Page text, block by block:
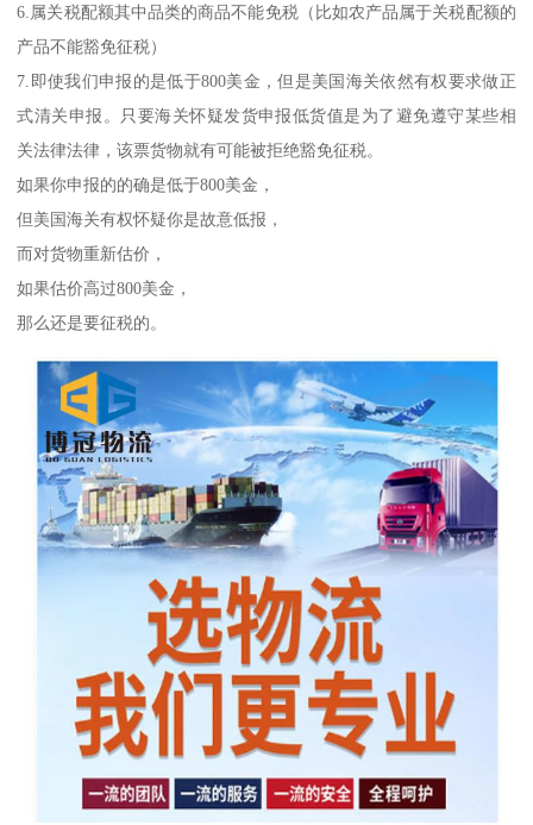
6.属关税配额其中品类的商品不能免税（比如农产品属于关税配额的
产品不能豁免征税）
7.即使我们申报的是低于800美金，但是美国海关依然有权要求做正
式清关申报。只要海关怀疑发货申报低货值是为了避免遵守某些相
关法律法律，该票货物就有可能被拒绝豁免征税。
如果你申报的的确是低于800美金，
但美国海关有权怀疑你是故意低报，
而对货物重新估价，
如果估价高过800美金，
那么还是要征税的。